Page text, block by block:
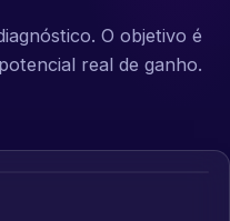
O objetivo é
real de ganho.